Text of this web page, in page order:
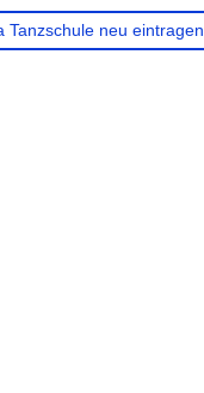
Tanzschule neu eintragen